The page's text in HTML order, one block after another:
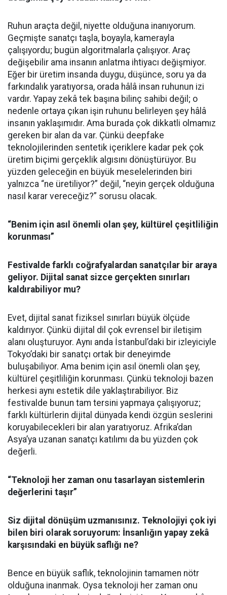
Ruhun araçta değil, niyette olduğuna inanıyorum.
Geçmişte sanatçı taşla, boyayla, kamerayla
çalışıyordu; bugün algoritmalarla çalışıyor. Araç
değişebilir ama insanın anlatma ihtiyacı değişmiyor.
Eğer bir üretim insanda duygu, düşünce, soru ya da
farkındalık yaratıyorsa, orada hâlâ insan ruhunun izi
vardır. Yapay zekâ tek başına bilinç sahibi değil; o
nedenle ortaya çıkan işin ruhunu belirleyen şey hâlâ
insanın yaklaşımıdır. Ama burada çok dikkatli olmamız
gereken bir alan da var. Çünkü deepfake
teknolojilerinden sentetik içeriklere kadar pek çok
üretim biçimi gerçeklik algısını dönüştürüyor. Bu
yüzden geleceğin en büyük meselelerinden biri
yalnızca “ne üretiliyor?” değil, “neyin gerçek olduğuna
nasıl karar vereceğiz?” sorusu olacak.
“Benim için asıl önemli olan şey, kültürel çeşitliliğin
korunması”
Festivalde farklı coğrafyalardan sanatçılar bir araya
geliyor. Dijital sanat sizce gerçekten sınırları
kaldırabiliyor mu?
Evet, dijital sanat fiziksel sınırları büyük ölçüde
kaldırıyor. Çünkü dijital dil çok evrensel bir iletişim
alanı oluşturuyor. Aynı anda İstanbul’daki bir izleyiciyle
Tokyo’daki bir sanatçı ortak bir deneyimde
buluşabiliyor. Ama benim için asıl önemli olan şey,
kültürel çeşitliliğin korunması. Çünkü teknoloji bazen
herkesi aynı estetik dile yaklaştırabiliyor. Biz
festivalde bunun tam tersini yapmaya çalışıyoruz;
farklı kültürlerin dijital dünyada kendi özgün seslerini
koruyabilecekleri bir alan yaratıyoruz. Afrika’dan
Asya’ya uzanan sanatçı katılımı da bu yüzden çok
değerli.
“Teknoloji her zaman onu tasarlayan sistemlerin
değerlerini taşır”
Siz dijital dönüşüm uzmanısınız. Teknolojiyi çok iyi
bilen biri olarak soruyorum: İnsanlığın yapay zekâ
karşısındaki en büyük saflığı ne?
Bence en büyük saflık, teknolojinin tamamen nötr
olduğuna inanmak. Oysa teknoloji her zaman onu